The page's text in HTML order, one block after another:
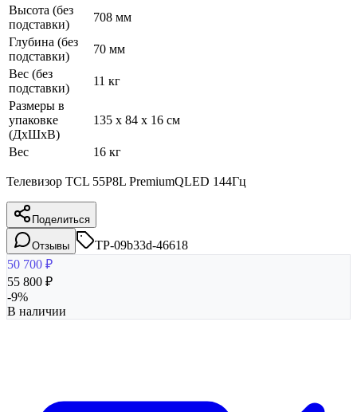
Высота (без
подставки)
708 мм
Глубина (без
подставки)
70 мм
Вес (без
подставки)
11 кг
Размеры в
упаковке
(ДхШхВ)
135 x 84 x 16 см
Вес 16 кг
Телевизор TCL 55P8L PremiumQLED 144Гц
Поделиться
Отзывы
TP-09b33d-46618
50 700 ₽
55 800 ₽
-9%
В наличии